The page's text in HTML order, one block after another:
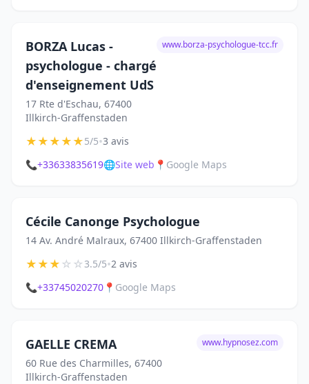
BORZA Lucas -
psychologue - chargé
d'enseignement UdS
17 Rte d'Eschau, 67400
Illkirch-Graffenstaden
www.borza-psychologue-tcc.fr
★★★★★5/5•3 avis
📞+33633835619🌐Site web 📍 Google Maps
Cécile Canonge Psychologue
14 Av. André Malraux, 67400 Illkirch-Graffenstaden
★★★☆☆3.5/5•2 avis
📞+33745020270 📍 Google Maps
GAELLE CREMA
60 Rue des Charmilles, 67400
Illkirch-Graffenstaden
www.hypnosez.com